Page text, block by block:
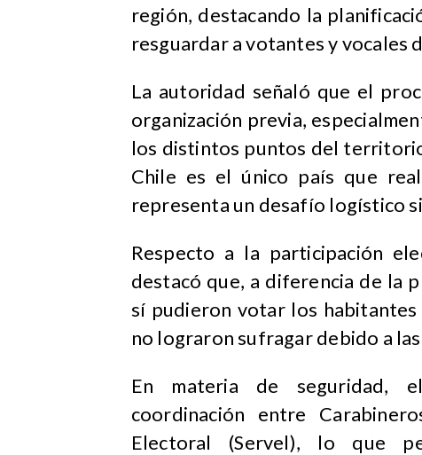
región, destacando la
resguardar a votantes y vocales
La autoridad señaló que el
organización previa,
los distintos puntos del
Chile es el único país que
representa un desafío logístico
Respecto a la participación
destacó que, a diferencia de la
sí pudieron votar los
no lograron sufragar debido a
En materia de seguridad,
coordinación entre
Electoral (Servel), lo que